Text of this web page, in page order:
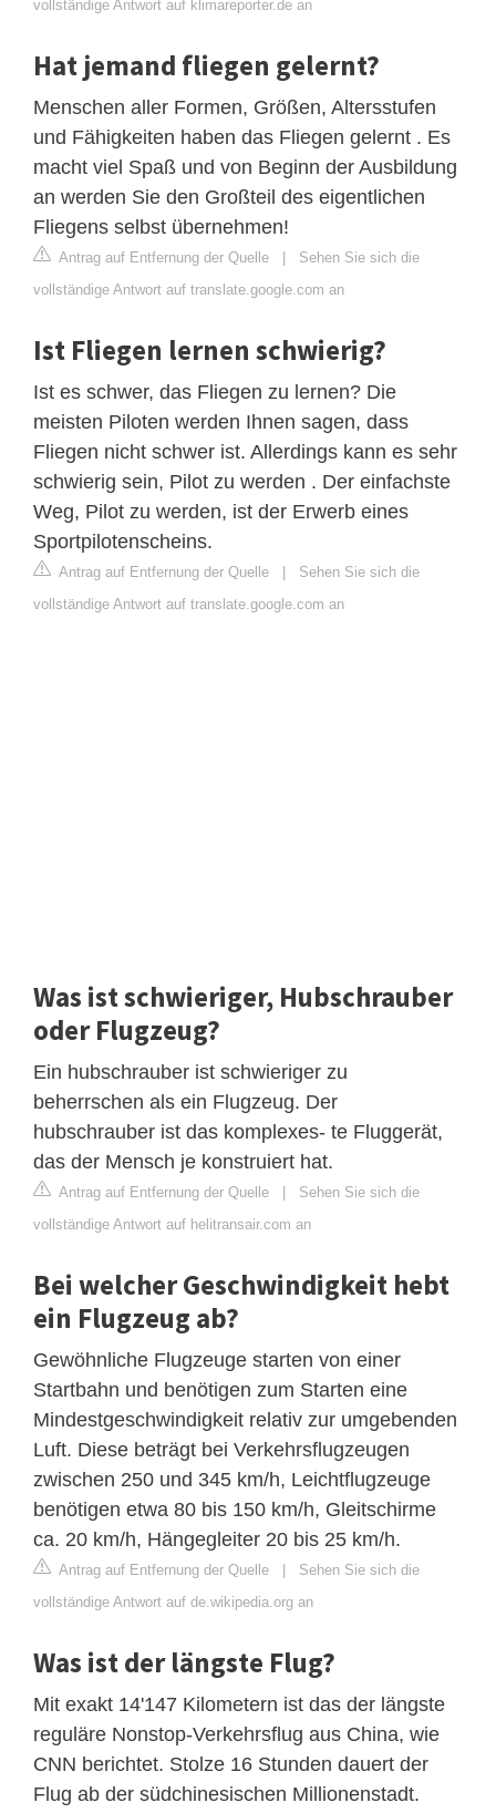
vollständige Antwort auf klimareporter.de an
Hat jemand fliegen gelernt?
Menschen aller Formen, Größen, Altersstufen
und Fähigkeiten haben das Fliegen gelernt . Es
macht viel Spaß und von Beginn der Ausbildung
an werden Sie den Großteil des eigentlichen
Fliegens selbst übernehmen!
Antrag auf Entfernung der Quelle | Sehen Sie sich die
vollständige Antwort auf translate.google.com an
Ist Fliegen lernen schwierig?
Ist es schwer, das Fliegen zu lernen? Die
meisten Piloten werden Ihnen sagen, dass
Fliegen nicht schwer ist. Allerdings kann es sehr
schwierig sein, Pilot zu werden . Der einfachste
Weg, Pilot zu werden, ist der Erwerb eines
Sportpilotenscheins.
Antrag auf Entfernung der Quelle | Sehen Sie sich die
vollständige Antwort auf translate.google.com an
Was ist schwieriger, Hubschrauber
oder Flugzeug?
Ein hubschrauber ist schwieriger zu
beherrschen als ein Flugzeug. Der
hubschrauber ist das komplexes- te Fluggerät,
das der Mensch je konstruiert hat.
Antrag auf Entfernung der Quelle | Sehen Sie sich die
vollständige Antwort auf helitransair.com an
Bei welcher Geschwindigkeit hebt
ein Flugzeug ab?
Gewöhnliche Flugzeuge starten von einer
Startbahn und benötigen zum Starten eine
Mindestgeschwindigkeit relativ zur umgebenden
Luft. Diese beträgt bei Verkehrsflugzeugen
zwischen 250 und 345 km/h, Leichtflugzeuge
benötigen etwa 80 bis 150 km/h, Gleitschirme
ca. 20 km/h, Hängegleiter 20 bis 25 km/h.
Antrag auf Entfernung der Quelle | Sehen Sie sich die
vollständige Antwort auf de.wikipedia.org an
Was ist der längste Flug?
Mit exakt 14'147 Kilometern ist das der längste
reguläre Nonstop-Verkehrsflug aus China, wie
CNN berichtet. Stolze 16 Stunden dauert der
Flug ab der südchinesischen Millionenstadt.